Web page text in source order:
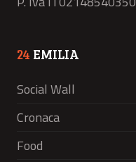
24 EMILIA
Social Wall
Cronaca
Food